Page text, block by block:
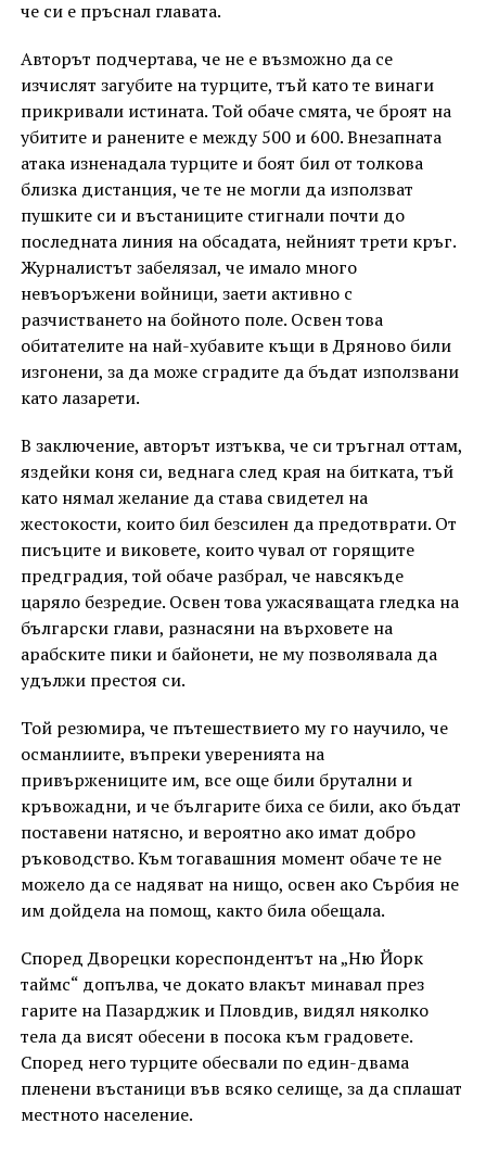
че си е пръснал главата.
Авторът подчертава, че не е възможно да се
изчислят загубите на турците, тъй като те винаги
прикривали истината. Той обаче смята, че броят на
убитите и ранените е между 500 и 600. Внезапната
атака изненадала турците и боят бил от толкова
близка дистанция, че те не могли да използват
пушките си и въстаниците стигнали почти до
последната линия на обсадата, нейният трети кръг.
Журналистът забелязал, че имало много
невъоръжени войници, заети активно с
разчистването на бойното поле. Освен това
обитателите на най-хубавите къщи в Дряново били
изгонени, за да може сградите да бъдат използвани
като лазарети.
В заключение, авторът изтъква, че си тръгнал оттам,
яздейки коня си, веднага след края на битката, тъй
като нямал желание да става свидетел на
жестокости, които бил безсилен да предотврати. От
писъците и виковете, които чувал от горящите
предградия, той обаче разбрал, че навсякъде
царяло безредие. Освен това ужасяващата гледка на
български глави, разнасяни на върховете на
арабските пики и байонети, не му позволявала да
удължи престоя си.
Той резюмира, че пътешествието му го научило, че
османлиите, въпреки уверенията на
привържениците им, все още били брутални и
кръвожадни, и че българите биха се били, ако бъдат
поставени натясно, и вероятно ако имат добро
ръководство. Към тогавашния момент обаче те не
можело да се надяват на нищо, освен ако Сърбия не
им дойдела на помощ, както била обещала.
Според Дворецки кореспондентът на „Ню Йорк
таймс“ допълва, че докато влакът минавал през
гарите на Пазарджик и Пловдив, видял няколко
тела да висят обесени в посока към градовете.
Според него турците обесвали по един-двама
пленени въстаници във всяко селище, за да сплашат
местното население.